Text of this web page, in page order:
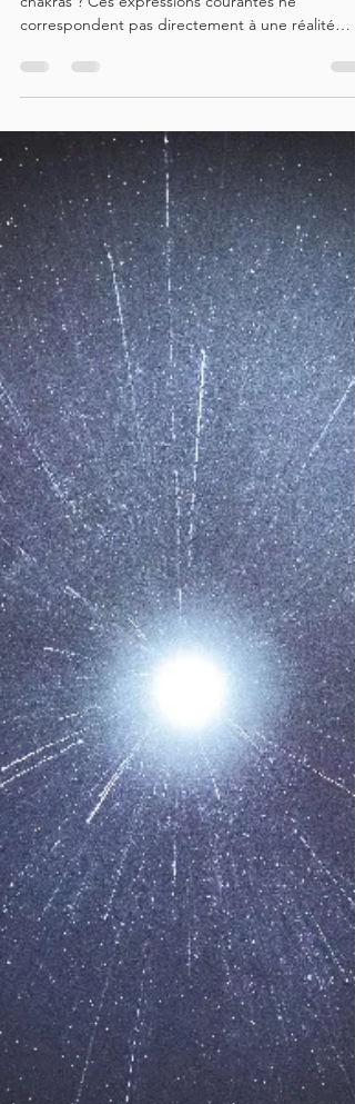
(les bases de l'énergie #3)
Est-il possible d'« ouvrir » ou d'« aligner » ses
correspondent pas directement à une réalité
énergétique. Les chakras ne sont pas « fermés »
ou « désalignés » ! Tout au plus sont-ils
déséquilibrés au niveau de leur forme ou de leur
vitesse de rotation . Après avoir défini les
subtiles (voir Les énergies subtiles ) et détaillé les
quatre corps subtils (voir Les corps subtils ) qui
sont la première composante majeure de la struc